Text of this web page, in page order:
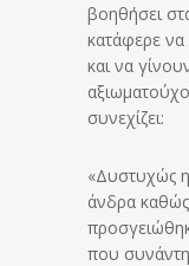
βοηθήσει
κατάφερε να
και να
συνεχίζει:
«Δυστυχώς
άνδρα
που